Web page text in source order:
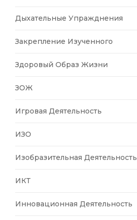
Дыхательные Упражднения
Закрепление Изученного
Здоровый Образ Жизни
ЗОЖ
Игровая Деятельность
ИЗО
Изобразительная Деятельность
ИКТ
Инновационная Деятельность